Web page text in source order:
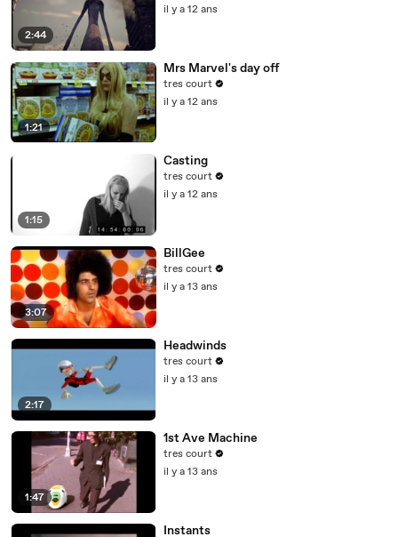
2:44
il y a 12 ans
1:21
Mrs Marvel's day off
tres court
il y a 12 ans
1:15
Casting
tres court
il y a 12 ans
3:07
BillGee
tres court
il y a 13 ans
2:17
Headwinds
tres court
il y a 13 ans
1:47
1st Ave Machine
tres court
il y a 13 ans
Instants